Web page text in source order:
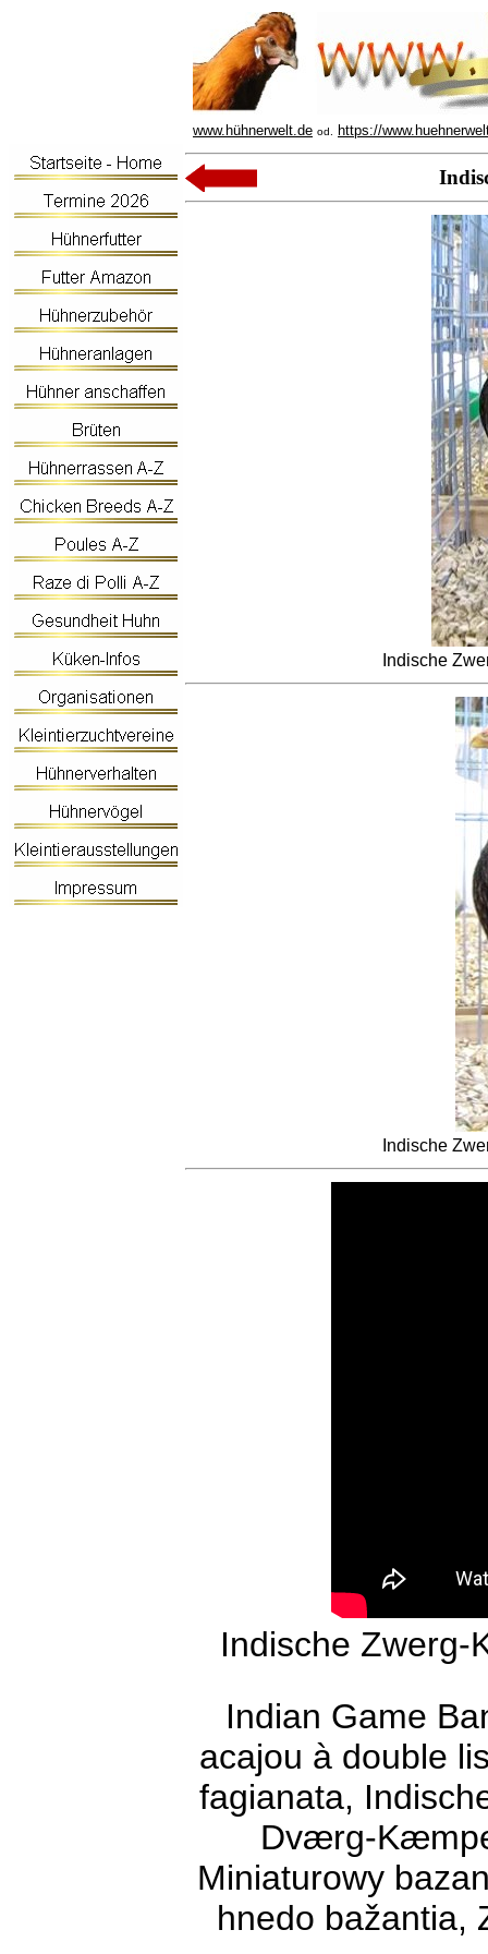
www.hühnerwelt.de od. https://
Indische
Indische
Indische Zwerg-
Indian Game
acajou à double
fagianata,
Dværg-
Miniaturowy
hnedo bažantia,